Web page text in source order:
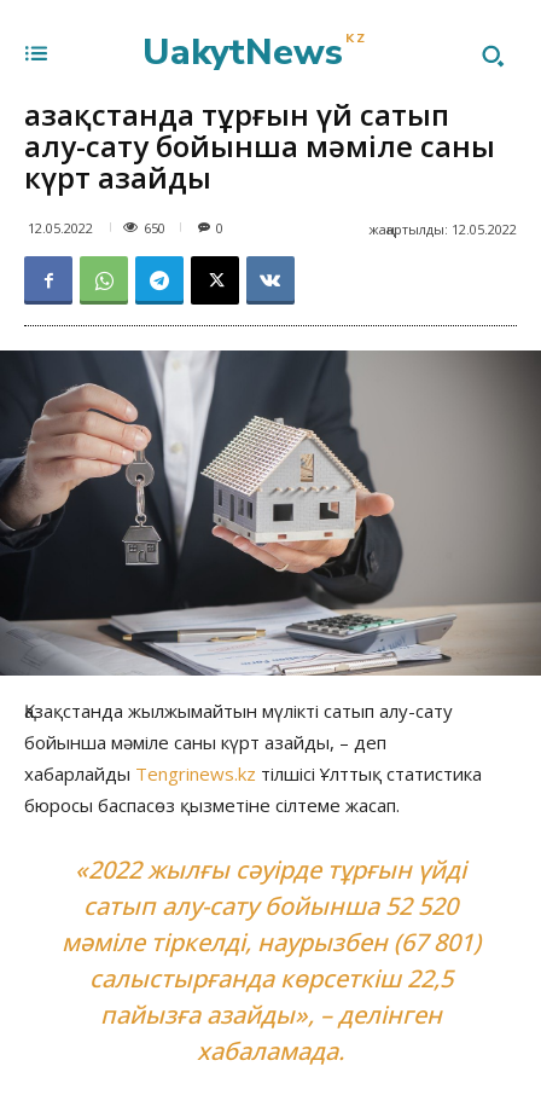
UakytNews KZ
Қазақстанда тұрғын үй сатып
алу-сату бойынша мәміле саны
күрт азайды
12.05.2022 650 жаңартылды: 12.05.2022
0
Қазақстанда жылжымайтын мүлікті сатып алу-сату
бойынша мәміле саны күрт азайды, – деп
хабарлайды Tengrinews.kz тілшісі Ұлттық статистика
бюросы баспасөз қызметіне сілтеме жасап.
«2022 жылғы сәуірде тұрғын үйді
сатып алу-сату бойынша 52 520
мәміле тіркелді, наурызбен (67 801)
салыстырғанда көрсеткіш 22,5
пайызға азайды», – делінген
хабаламада.